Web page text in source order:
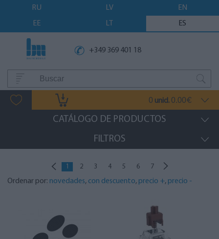
RU LV
EN
EE
LT ES
+349 369 401 18
0 unid. 0.00€
CATÁLOGO DE PRODUCTOS
FILTROS
1 2 3 4 5 6 7
Ordenar por: novedades, con descuento, precio +, precio -